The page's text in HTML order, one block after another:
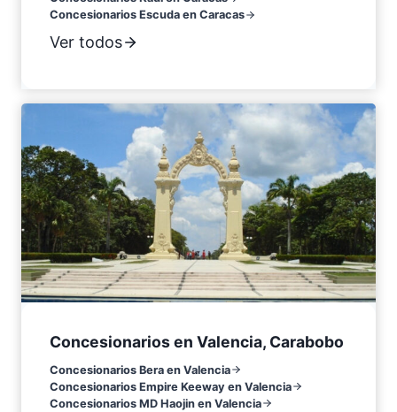
Concesionarios Escuda en Caracas
Ver todos
Concesionarios en Valencia, Carabobo
Concesionarios Bera en Valencia
Concesionarios Empire Keeway en Valencia
Concesionarios MD Haojin en Valencia